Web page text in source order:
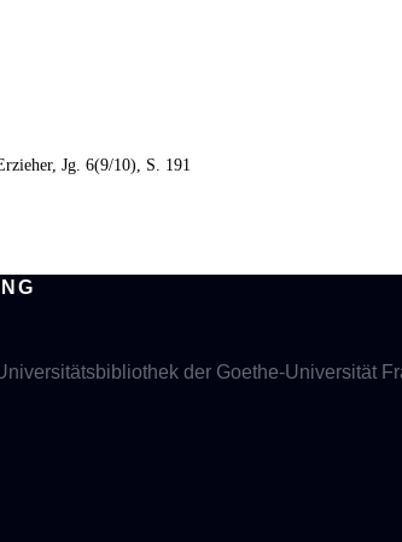
Jg. 6(9/10), S. 191
der Goethe-Universität